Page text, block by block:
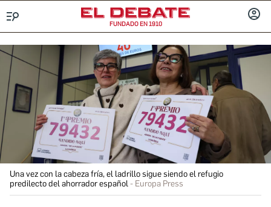
FUNDADO EN 1910
Una vez con la cabeza fría, el ladrillo sigue siendo el refugio
predilecto del ahorrador español
Europa Press